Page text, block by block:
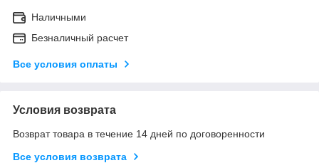
Наличными
Безналичный расчет
Все условия оплаты
Условия возврата
Возврат товара в течение 14 дней по договоренности
Все условия возврата